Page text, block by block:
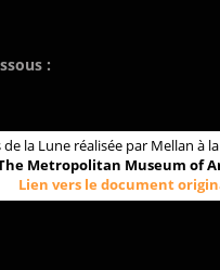
:
de la Lune réalisée par Mellan à
Metropolitan Museum of
Lien vers le document